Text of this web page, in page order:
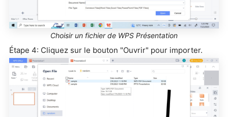
Choisir un fichier de WPS Présentation
Étape 4: Cliquez sur le bouton "Ouvrir" pour importer.